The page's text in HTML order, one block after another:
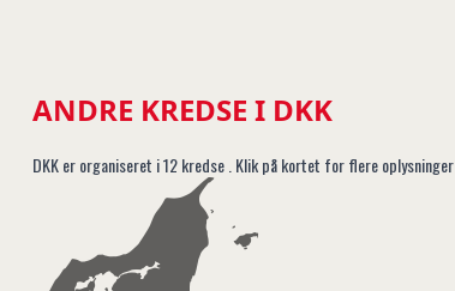
ANDRE KREDSE I DKK
DKK er organiseret i 12 kredse . Klik på kortet for flere oplysninger